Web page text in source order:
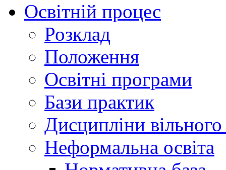
Освітній процес
Розклад
Положення
Освітні програми
Бази практик
Дисципліни
Неформальна освіта